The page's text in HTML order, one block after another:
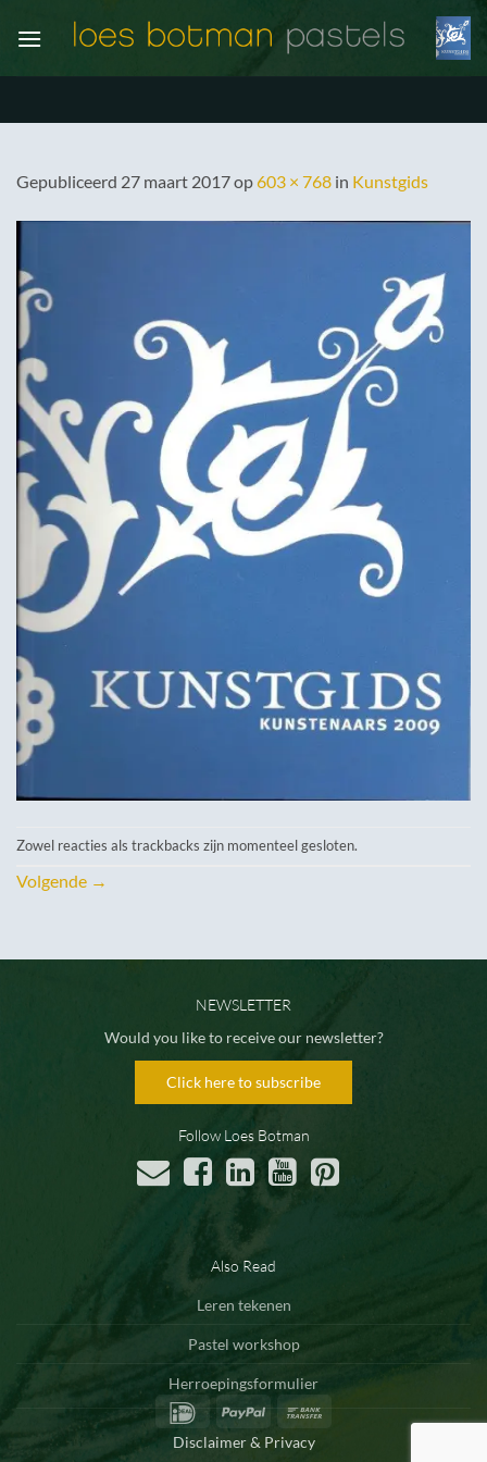
naar
Gepubliceerd 27 maart 2017op603 × 768 in Kunstgids
Zowel reacties als trackbacks zijn momenteel gesloten.
Volgende →
NEWSLETTER
Would you like to receive our newsletter?
Click here to subscribe
Follow Loes Botman
Also Read
Leren tekenen
Pastel workshop
Herroepingsformulier
IDeal
PayPal
Disclaimer & Privacy